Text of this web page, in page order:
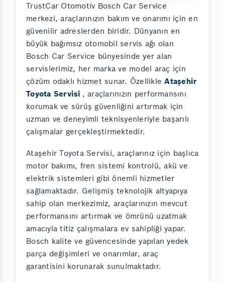
TrustCar Otomotiv Bosch Car Service
merkezi, araçlarınızın bakım ve onarımı için en
güvenilir adreslerden biridir. Dünyanın en
büyük bağımsız otomobil servis ağı olan
Bosch Car Service bünyesinde yer alan
servislerimiz, her marka ve model araç için
çözüm odaklı hizmet sunar. ÖzellikleAtaşehir
Toyota Servisi , araçlarınızın performansını
korumak ve sürüş güvenliğini artırmak için
uzman ve deneyimli teknisyenleriyle başarılı
çalışmalar gerçekleştirmektedir.
Ataşehir Toyota Servisi, araçlarınız için başlıca
motor bakımı, fren sistemi kontrolü, akü ve
elektrik sistemleri gibi önemli hizmetler
sağlamaktadır. Gelişmiş teknolojik altyapıya
sahip olan merkezimiz, araçlarınızın mevcut
performansını artırmak ve ömrünü uzatmak
amacıyla titiz çalışmalara ev sahipliği yapar.
Bosch kalite ve güvencesinde yapılan yedek
parça değişimleri ve onarımlar, araç
garantisini korunarak sunulmaktadır.